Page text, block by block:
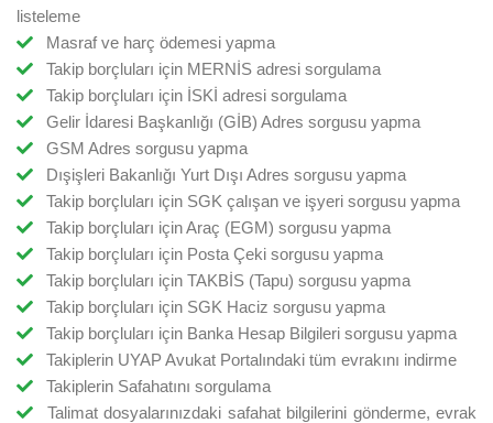
listeleme
Masraf ve harç ödemesi yapma
Takip borçluları için MERNİS adresi sorgulama
Takip borçluları için İSKİ adresi sorgulama
Gelir İdaresi Başkanlığı (GİB) Adres sorgusu yapma
GSM Adres sorgusu yapma
Dışişleri Bakanlığı Yurt Dışı Adres sorgusu yapma
Takip borçluları için SGK çalışan ve işyeri sorgusu yapma
Takip borçluları için Araç (EGM) sorgusu yapma
Takip borçluları için Posta Çeki sorgusu yapma
Takip borçluları için TAKBİS (Tapu) sorgusu yapma
Takip borçluları için SGK Haciz sorgusu yapma
Takip borçluları için Banka Hesap Bilgileri sorgusu yapma
Takiplerin UYAP Avukat Portalındaki tüm evrakını indirme
Takiplerin Safahatını sorgulama
Talimat dosyalarınızdaki safahat bilgilerini gönderme, evrak